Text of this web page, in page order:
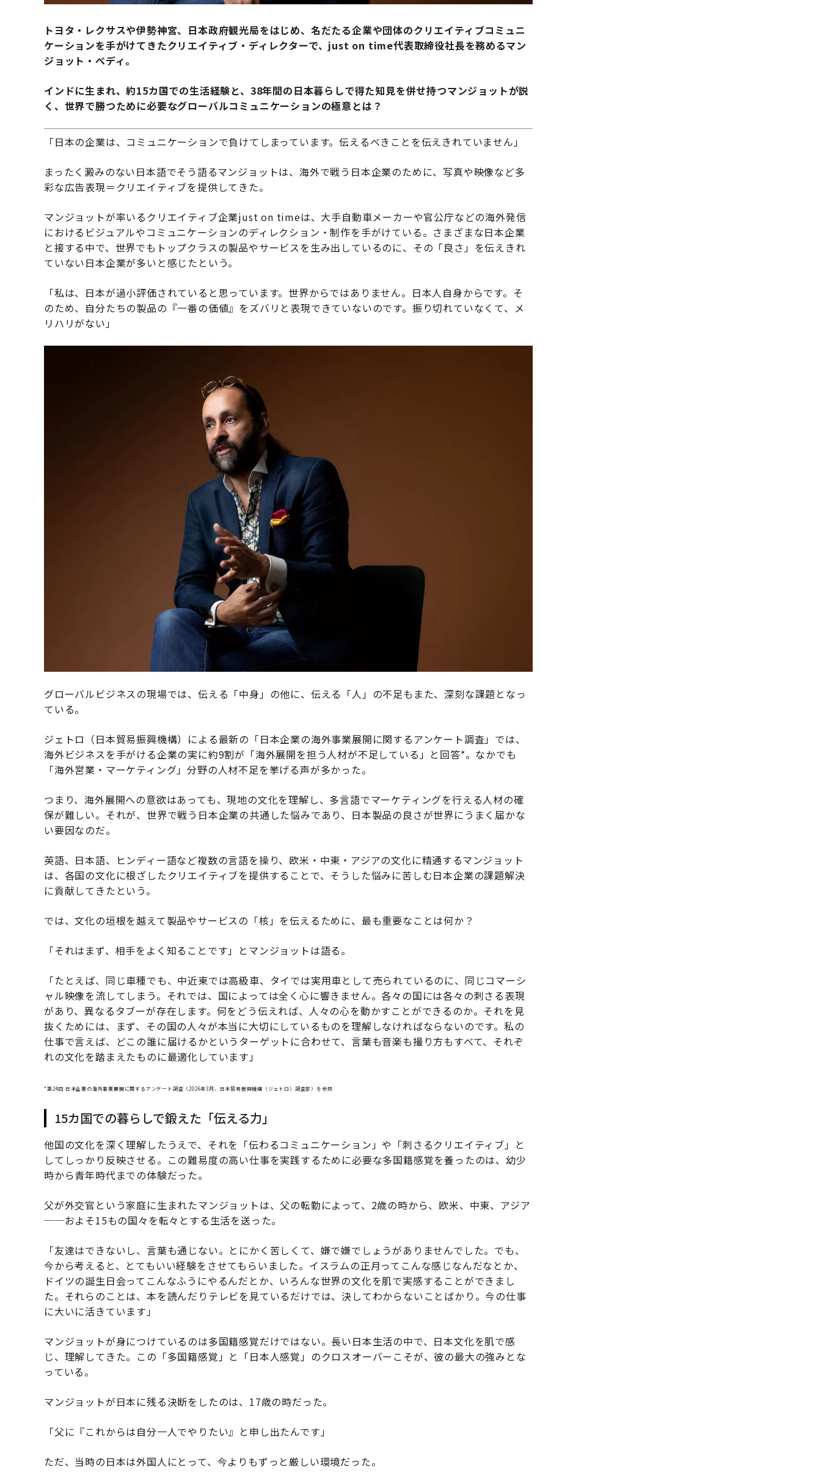
トヨタ・レクサスや伊勢神宮、日本政府観光局をはじめ、名だたる企業や団体のクリエイティブコミュニ
ケーションを手がけてきたクリエイティブ・ディレクターで、just on time代表取締役社長を務めるマン
ジョット・ベディ。
インドに生まれ、約15カ国での生活経験と、38年間の日本暮らしで得た知見を併せ持つマンジョットが説
く、世界で勝つために必要なグローバルコミュニケーションの極意とは？
「日本の企業は、コミュニケーションで負けてしまっています。伝えるべきことを伝えきれていません」
まったく澱みのない日本語でそう語るマンジョットは、海外で戦う日本企業のために、写真や映像など多
彩な広告表現＝クリエイティブを提供してきた。
マンジョットが率いるクリエイティブ企業just on timeは、大手自動車メーカーや官公庁などの海外発信
におけるビジュアルやコミュニケーションのディレクション・制作を手がけている。さまざまな日本企業
と接する中で、世界でもトップクラスの製品やサービスを生み出しているのに、その「良さ」を伝えきれ
ていない日本企業が多いと感じたという。
「私は、日本が過小評価されていると思っています。世界からではありません。日本人自身からです。そ
のため、自分たちの製品の『一番の価値』をズバリと表現できていないのです。振り切れていなくて、メ
リハリがない」
グローバルビジネスの現場では、伝える「中身」の他に、伝える「人」の不足もまた、深刻な課題となっ
ている。
ジェトロ（日本貿易振興機構）による最新の「日本企業の海外事業展開に関するアンケート調査」では、
海外ビジネスを手がける企業の実に約9割が「海外展開を担う人材が不足している」と回答*。なかでも
「海外営業・マーケティング」分野の人材不足を挙げる声が多かった。
つまり、海外展開への意欲はあっても、現地の文化を理解し、多言語でマーケティングを行える人材の確
保が難しい。それが、世界で戦う日本企業の共通した悩みであり、日本製品の良さが世界にうまく届かな
い要因なのだ。
英語、日本語、ヒンディー語など複数の言語を操り、欧米・中東・アジアの文化に精通するマンジョット
は、各国の文化に根ざしたクリエイティブを提供することで、そうした悩みに苦しむ日本企業の課題解決
に貢献してきたという。
では、文化の垣根を越えて製品やサービスの「核」を伝えるために、最も重要なことは何か？
「それはまず、相手をよく知ることです」とマンジョットは語る。
「たとえば、同じ車種でも、中近東では高級車、タイでは実用車として売られているのに、同じコマーシ
ャル映像を流してしまう。それでは、国によっては全く心に響きません。各々の国には各々の刺さる表現
があり、異なるタブーが存在します。何をどう伝えれば、人々の心を動かすことができるのか。それを見
抜くためには、まず、その国の人々が本当に大切にしているものを理解しなければならないのです。私の
仕事で言えば、どこの誰に届けるかというターゲットに合わせて、言葉も音楽も撮り方もすべて、それぞ
れの文化を踏まえたものに最適化しています」
*第24回 日本企業の海外事業展開に関するアンケート調査（2026年3月、日本貿易振興機構（ジェトロ）調査部）を参照
15カ国での暮らしで鍛えた「伝える力」
他国の文化を深く理解したうえで、それを「伝わるコミュニケーション」や「刺さるクリエイティブ」と
してしっかり反映させる。この難易度の高い仕事を実践するために必要な多国籍感覚を養ったのは、幼少
時から青年時代までの体験だった。
父が外交官という家庭に生まれたマンジョットは、父の転勤によって、2歳の時から、欧米、中東、アジア
──およそ15もの国々を転々とする生活を送った。
「友達はできないし、言葉も通じない。とにかく苦しくて、嫌で嫌でしょうがありませんでした。でも、
今から考えると、とてもいい経験をさせてもらいました。イスラムの正月ってこんな感じなんだなとか、
ドイツの誕生日会ってこんなふうにやるんだとか、いろんな世界の文化を肌で実感することができまし
た。それらのことは、本を読んだりテレビを見ているだけでは、決してわからないことばかり。今の仕事
に大いに活きています」
マンジョットが身につけているのは多国籍感覚だけではない。長い日本生活の中で、日本文化を肌で感
じ、理解してきた。この「多国籍感覚」と「日本人感覚」のクロスオーバーこそが、彼の最大の強みとな
っている。
マンジョットが日本に残る決断をしたのは、17歳の時だった。
「父に『これからは自分一人でやりたい』と申し出たんです」
ただ、当時の日本は外国人にとって、今よりもずっと厳しい環境だった。